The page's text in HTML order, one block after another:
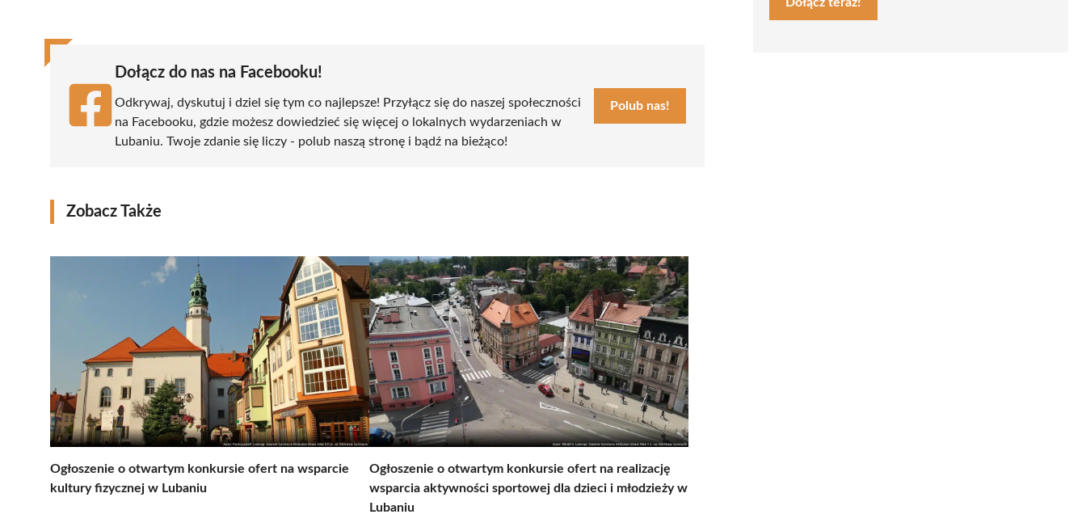
Dołącz do nas na Facebooku!
Odkrywaj, dyskutuj i dziel się tym co najlepsze! Przyłącz się do naszej społeczności
na Facebooku, gdzie możesz dowiedzieć się więcej o lokalnych wydarzeniach w
Lubaniu. Twoje zdanie się liczy - polub naszą stronę i bądź na bieżąco!
Polub nas!
Zobacz Także
Ogłoszenie o otwartym konkursie ofert na wsparcie
kultury fizycznej w Lubaniu
Ogłoszenie o otwartym konkursie ofert na realizację
wsparcia aktywności sportowej dla dzieci i młodzieży w
Lubaniu